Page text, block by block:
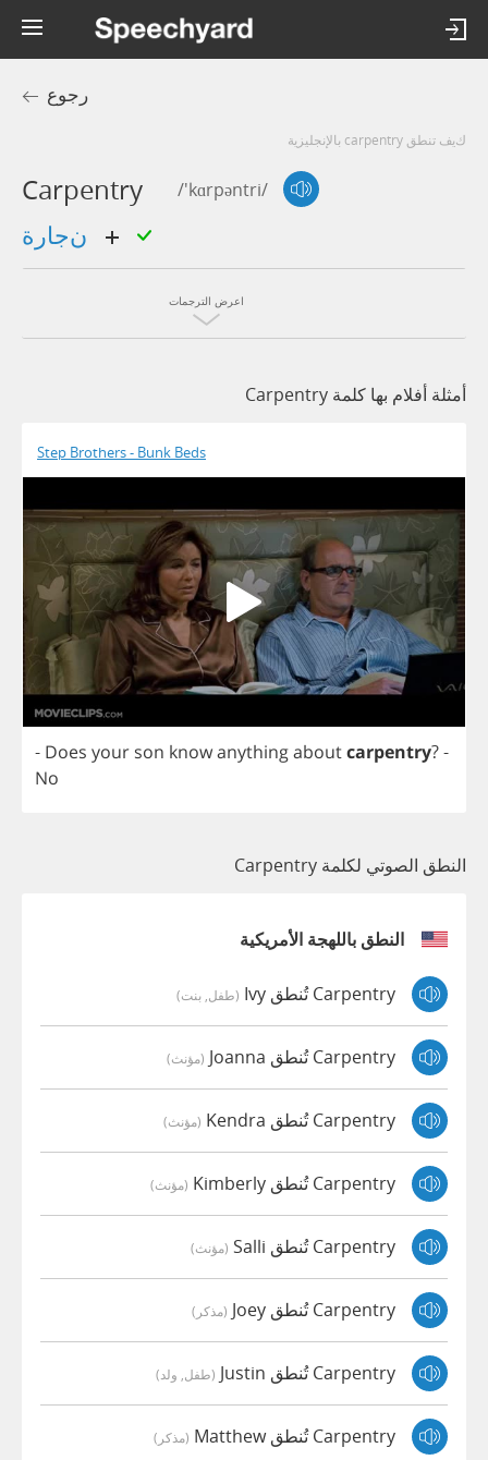
رجوع
كيف تنطق carpentry بالإنجليزية
Carpentry /'kɑrpəntri/
اعرض الترجمات
أمثلة أفلام بها كلمة Carpentry
Step Brothers - Bunk Beds
- Does your son knowanythingaboutcarpentry?-
No
النطق الصوتي لكلمة Carpentry
النطق باللهجة الأمريكية
Carpentry تُنطق Ivy (طفل, بنت)
Carpentry تُنطق Joanna (مؤنث)
Carpentry تُنطق Kendra (مؤنث)
Carpentry تُنطق Kimberly (مؤنث)
Carpentry تُنطق Salli (مؤنث)
Carpentry تُنطق Joey (مذكر)
Carpentry تُنطق Justin (طفل, ولد)
Carpentry تُنطق Matthew (مذكر)